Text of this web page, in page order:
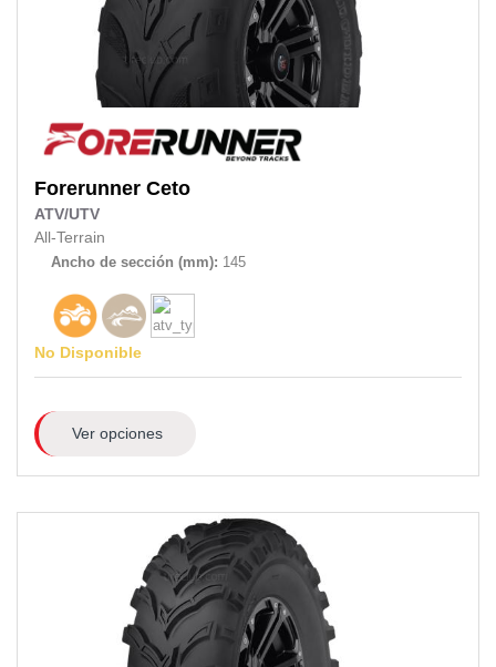
Forerunner Ceto
ATV/UTV
All-Terrain
Ancho de sección (mm): 145
No Disponible
Ver opciones